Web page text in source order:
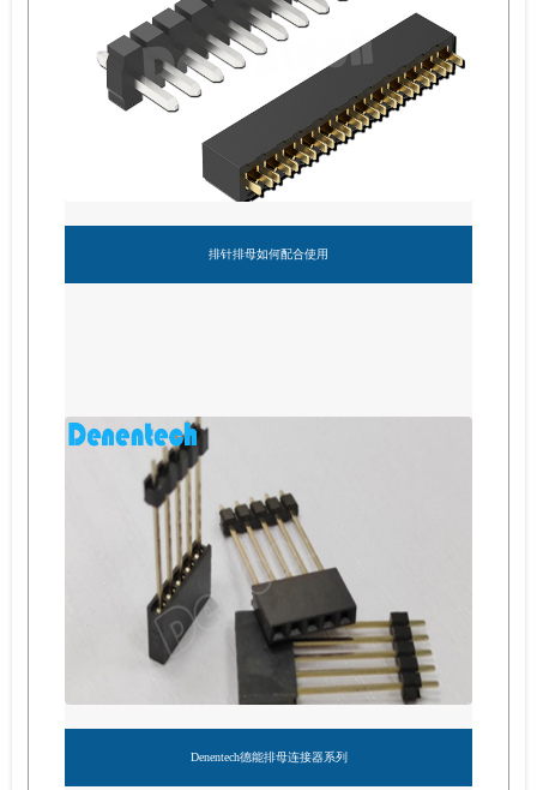
排针排母如何配合使用
Denentech德能排母连接器系列